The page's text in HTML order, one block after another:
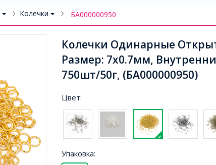
Колечки БА000000950
Колечки Одинарные
Размер: 7х0.7мм,
750шт/50г, (БА000000950)
Цвет:
Упаковка: